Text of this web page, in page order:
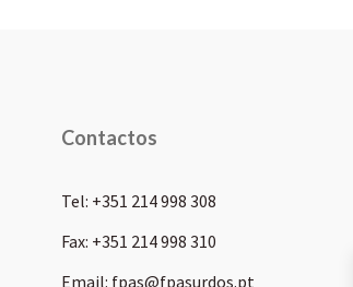
Contactos
Tel: +351 214 998 308
Fax: +351 214 998 310
Email: fpas@fpasurdos.pt